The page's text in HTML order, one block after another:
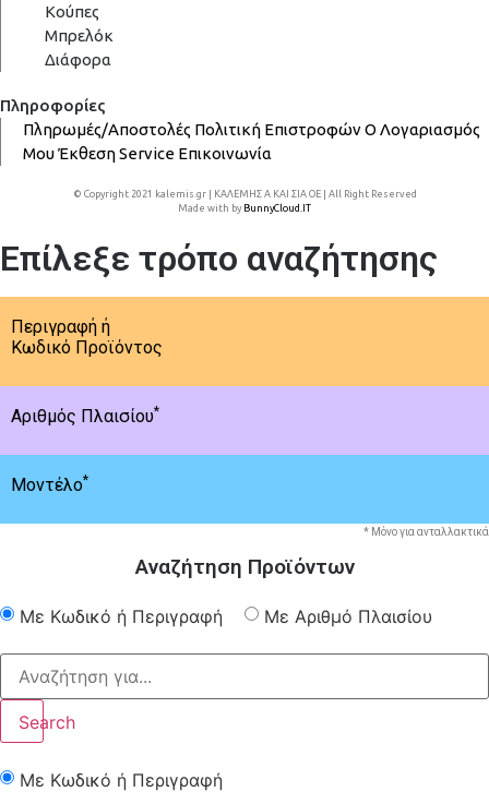
Κούπες
Μπρελόκ
Διάφορα
Πληροφορίες
Πληρωμές/Αποστολές Πολιτική ΕπιστροφώνΟ Λογαριασμός
ΜουΈκθεσηService Επικοινωνία
© Copyright 2021 kalemis.gr | ΚΑΛΕΜΗΣ Α ΚΑΙ ΣΙΑ ΟΕ | All Right Reserved
Made with by BunnyCloud.IT
Επίλεξε τρόπο αναζήτησης
Περιγραφή ή
Κωδικό Προϊόντος
Αριθμός Πλαισίου*
Μοντέλο*
* Μόνο για ανταλλακτικά
Αναζήτηση Προϊόντων
Με Κωδικό ή Περιγραφή Με Αριθμό Πλαισίου
Search
Με Κωδικό ή Περιγραφή